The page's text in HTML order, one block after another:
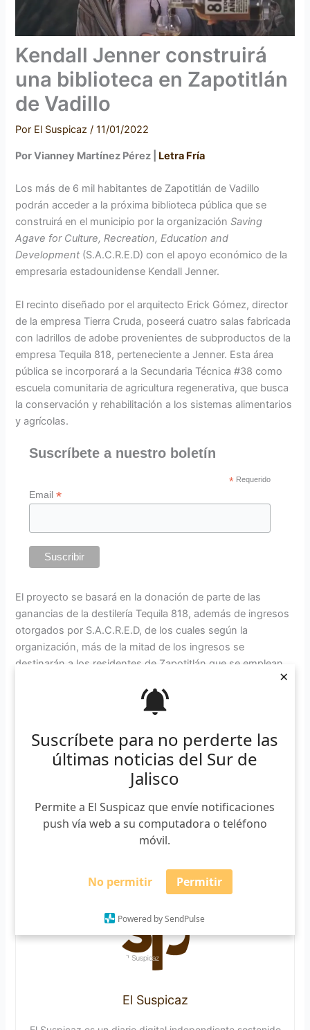
Suscríbete para no perderte las
últimas noticias del Sur de
Jalisco
Permite a El Suspicaz que envíe notificaciones
push vía web a su computadora o teléfono
móvil.
No permitir Permitir
Powered by SendPulse
×
Kendall Jenner construirá
una biblioteca en Zapotitlán
de Vadillo
Por El Suspicaz/11/01/2022
Por Vianney Martínez Pérez | Letra Fría
Los más de 6 mil habitantes de Zapotitlán de Vadillo
podrán acceder a la próxima biblioteca pública que se
construirá en el municipio por la organizaciónSaving
Agave for Culture, Recreation, Education and
Development (S.A.C.R.E.D) con el apoyo económico de la
empresaria estadounidense Kendall Jenner.
El recinto diseñado por el arquitecto Erick Gómez, director
de la empresa Tierra Cruda, poseerá cuatro salas fabricada
con ladrillos de adobe provenientes de subproductos de la
empresa Tequila 818, perteneciente a Jenner. Esta área
pública se incorporará a la Secundaria Técnica #38 como
escuela comunitaria de agricultura regenerativa, que busca
la conservación y rehabilitación a los sistemas alimentarios
y agrícolas.
Suscríbete a nuestro boletín
* Requerido
Email*
El proyecto se basará en la donación de parte de las
ganancias de la destilería Tequila 818, además de ingresos
otorgados por S.A.C.R.E.D, de los cuales según la
organización, más de la mitad de los ingresos se
destinarán a los residentes de Zapotitlán que se emplean
en mano de obra, así como a las empresas locales para la
busca mejorar la calidad de vida en las comunidades
rurales donde se elaboran los aguardientes de agave
(tequila). Anteriormente participaron en la construcción de
Kendall Jenner es una modelo, empresaria y personalidad
de la televisión internacional. Es la mejor modelo pagada
El Suspicaz